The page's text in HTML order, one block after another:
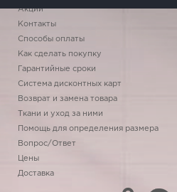
Акции
Контакты
Способы оплаты
Как сделать покупку
Гарантийные сроки
Система дисконтных карт
Возврат и замена товара
Ткани и уход за ними
Помощь для определения размера
Вопрос/Ответ
Цены
Доставка